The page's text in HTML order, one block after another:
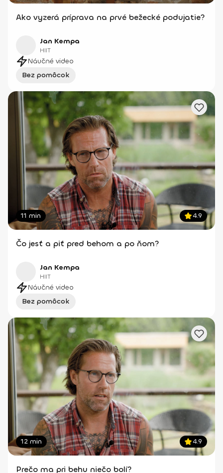
Ako vyzerá príprava na prvé bežecké podujatie?
Jan Kempa
HIIT
Náučné video
Bez pomôcok
11 min 4.9
Čo jesť a piť pred behom a po ňom?
Jan Kempa
HIIT
Náučné video
Bez pomôcok
12 min 4.9
Prečo ma pri behu niečo bolí?